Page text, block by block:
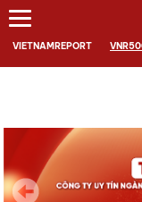
VIETNAMREPORT